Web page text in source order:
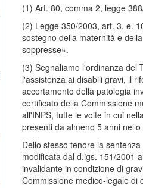
(1) Art. 80, comma 2, legge
(2) Legge 350/2003, art. 3, e.
sostegno della maternità e
soppresse».
(3) Segnaliamo l'ordinanza del
l'assistenza ai disabili gravi, il
accertamento della patologia
certificato della Commissione
all'INPS, tutte le volte in cui
presenti da almeno 5 anni
Dello stesso tenore la
modificata dal d.igs. 151/2001
invalidante in condizione di
Commissione medico-legale di